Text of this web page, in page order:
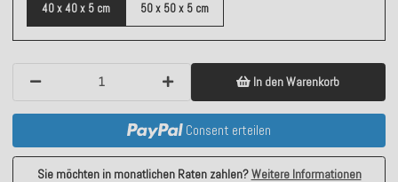
40 x 40 x 5 cm 50 x 50 x 5 cm
In den Warenkorb
Consent erteilen
Sie möchten in monatlichen Raten zahlen?Weitere Informationen